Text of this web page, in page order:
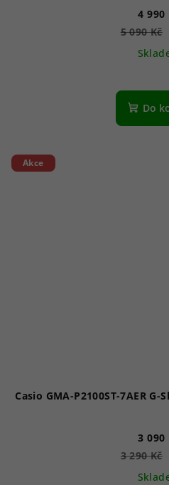
4 990
5 090 Kč
Do
Akce
Casio GMA-P2100ST-7AER
3 090
3 290 Kč